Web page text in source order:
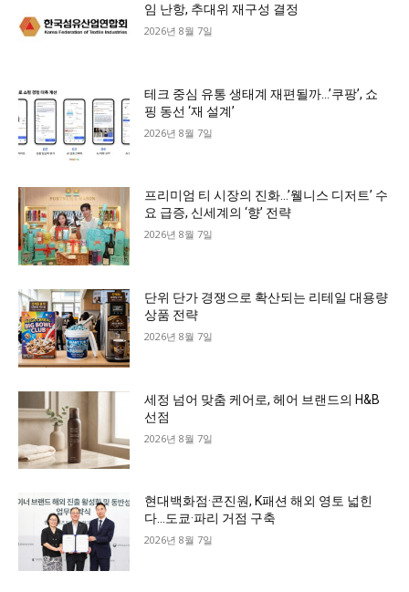
임 난항, 추대위 재구성 결정
2026년 8월 7일
테크 중심 유통 생태계 재편될까…’쿠팡’, 쇼
핑 동선 ‘재 설계’
2026년 8월 7일
프리미엄 티 시장의 진화…’웰니스 디저트’ 수
요 급증, 신세계의 ‘향’ 전략
2026년 8월 7일
단위 단가 경쟁으로 확산되는 리테일 대용량
상품 전략
2026년 8월 7일
세정 넘어 맞춤 케어로, 헤어 브랜드의 H&B
선점
2026년 8월 7일
현대백화점·콘진원, K패션 해외 영토 넓힌
다…도쿄·파리 거점 구축
2026년 8월 7일